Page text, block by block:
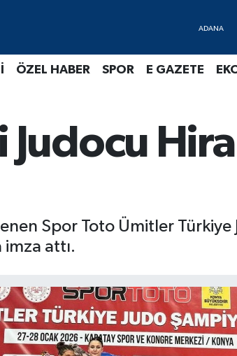
ÖZEL HABER SPOR E GAZETE
Spor Toto Ümitler
imza attı.